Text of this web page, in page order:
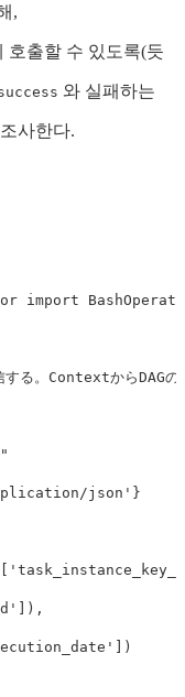
,
호출할 수 있도록(듯
와 실패하는
사한다.
import
json' }
[
]),
])